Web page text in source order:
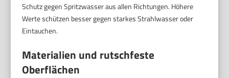
Schutz gegen Spritzwasser aus allen Richtungen. Höhere
Werte schützen besser gegen starkes Strahlwasser oder
Eintauchen.
Materialien und rutschfeste
Oberflächen